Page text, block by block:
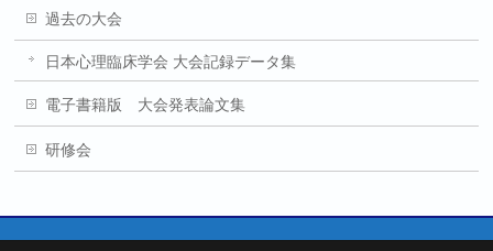
過去の大会
日本心理臨床学会 大会記録データ集
電子書籍版 大会発表論文集
研修会